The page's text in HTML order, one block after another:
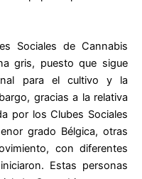
Sociales de Cannabis
gris, puesto que sigue
para el cultivo y la
gracias a la relativa
por los Clubes Sociales
grado Bélgica, otras
con diferentes
Estas personas